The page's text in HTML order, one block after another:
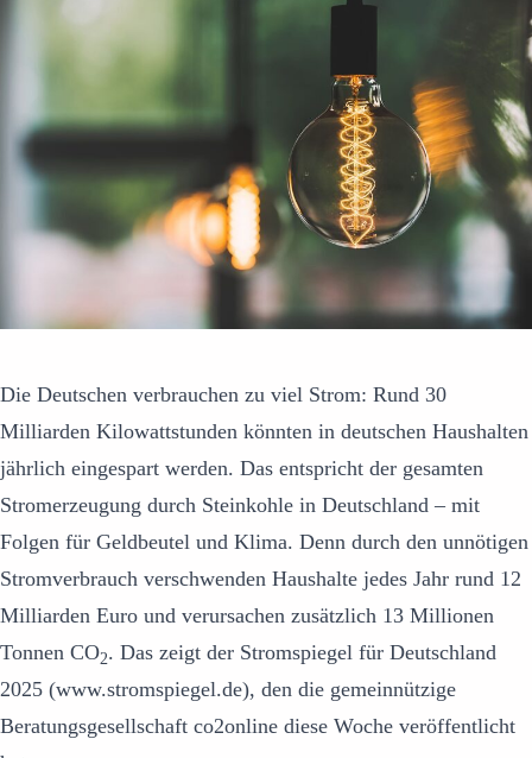
Die Deutschen verbrauchen zu viel Strom: Rund 30
Milliarden Kilowattstunden könnten in deutschen Haushalten
jährlich eingespart werden. Das entspricht der gesamten
Stromerzeugung durch Steinkohle in Deutschland – mit
Folgen für Geldbeutel und Klima. Denn durch den unnötigen
Stromverbrauch verschwenden Haushalte jedes Jahr rund 12
Milliarden Euro und verursachen zusätzlich 13 Millionen
Tonnen CO2. Das zeigt der Stromspiegel für Deutschland
2025 (www.stromspiegel.de), den die gemeinnützige
Beratungsgesellschaft co2online diese Woche veröffentlicht